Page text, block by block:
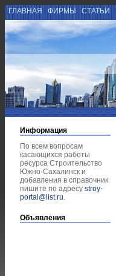
ГЛАВНАЯ ФИРМЫ СТАТЬИ
Информация
По всем вопросам
касающихся работы
ресурса Строительство
Южно-Сахалинск и
добавления в справочник
пишите по адресу stroy-
portal@list.ru.
Объявления